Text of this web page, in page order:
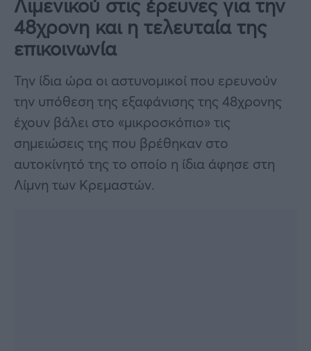
48χρονη και η τελευταία της
επικοινωνία
Την ίδια ώρα οι αστυνομικοί που ερευνούν
την υπόθεση της εξαφάνισης της 48χρονης
έχουν βάλει στο «μικροσκόπιο» τις
σημειώσεις της που βρέθηκαν στο
αυτοκίνητό της το οποίο η ίδια άφησε στη
Λίμνη των Κρεμαστών.